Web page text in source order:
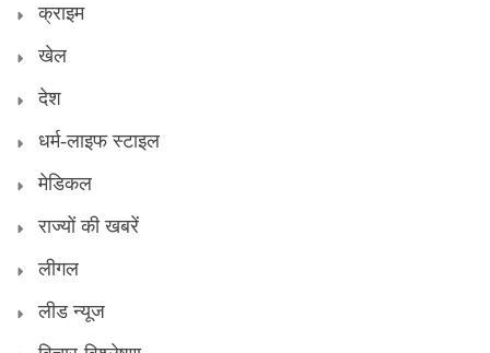
क्राइम
खेल
देश
धर्म-लाइफ स्टाइल
मेडिकल
राज्यों की खबरें
लीगल
लीड न्यूज